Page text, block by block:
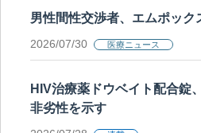
男性間性交渉者、エムポック
2026/07/30 医療ニュース
HIV治療薬ドウベイト配合錠
非劣性を示す